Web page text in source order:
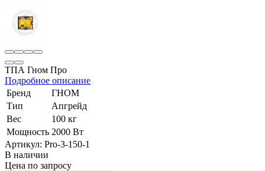
ТПА Гном Про
Подробное описание
Бренд
ГНОМ
Тип
Апгрейд
Вес
100 кг
Мощность 2000 Вт
Артикул: Pro-3-150-1
В наличии
Цена по запросу